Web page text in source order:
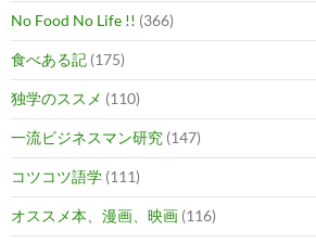
No Food No Life !! (366)
食べある記 (175)
独学のススメ (110)
一流ビジネスマン研究 (147)
コツコツ語学 (111)
オススメ本、漫画、映画 (116)